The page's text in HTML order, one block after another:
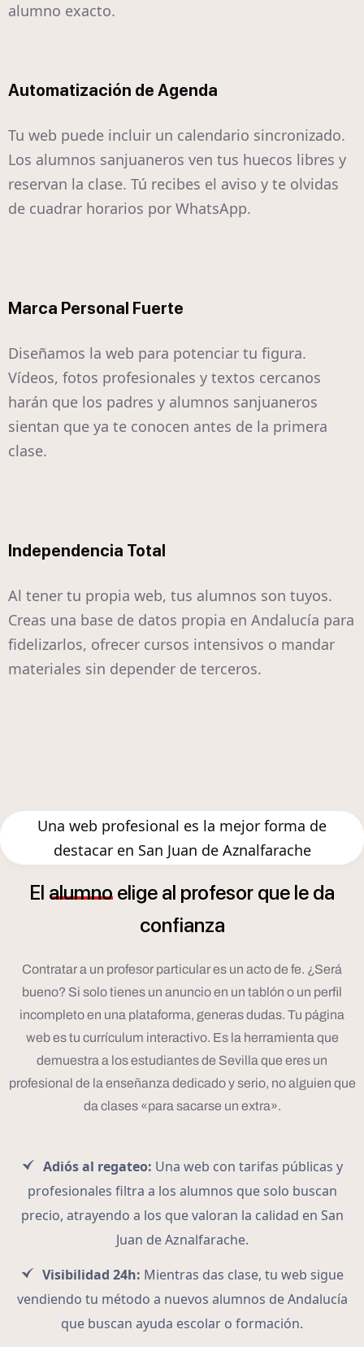
alumno exacto.
Automatización de Agenda
Tu web puede incluir un calendario sincronizado.
Los alumnos sanjuaneros ven tus huecos libres y
reservan la clase. Tú recibes el aviso y te olvidas
de cuadrar horarios por WhatsApp.
Marca Personal Fuerte
Diseñamos la web para potenciar tu figura.
Vídeos, fotos profesionales y textos cercanos
harán que los padres y alumnos sanjuaneros
sientan que ya te conocen antes de la primera
clase.
Independencia Total
Al tener tu propia web, tus alumnos son tuyos.
Creas una base de datos propia en Andalucía para
fidelizarlos, ofrecer cursos intensivos o mandar
materiales sin depender de terceros.
Una web profesional es la mejor forma de
destacar en San Juan de Aznalfarache
El alumno elige al profesor que le da
confianza
Contratar a un profesor particular es un acto de fe. ¿Será
bueno? Si solo tienes un anuncio en un tablón o un perfil
incompleto en una plataforma, generas dudas. Tu página
web es tu currículum interactivo. Es la herramienta que
demuestra a los estudiantes de Sevilla que eres un
profesional de la enseñanza dedicado y serio, no alguien que
da clases «para sacarse un extra».
Adiós al regateo: Una web con tarifas públicas y
profesionales filtra a los alumnos que solo buscan
precio, atrayendo a los que valoran la calidad en San
Juan de Aznalfarache.
Visibilidad 24h: Mientras das clase, tu web sigue
vendiendo tu método a nuevos alumnos de Andalucía
que buscan ayuda escolar o formación.